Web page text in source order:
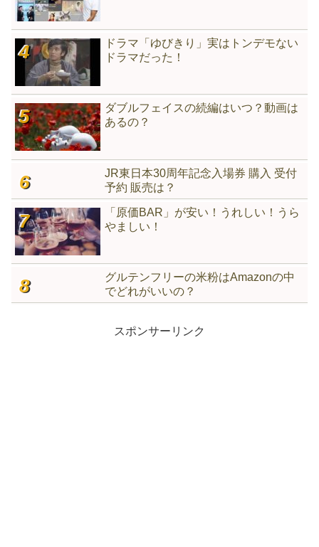
ドラマ「ゆびきり」実はトンデモない
ドラマだった！
ダブルフェイスの続編はいつ？動画は
あるの？
JR東日本30周年記念入場券 購入 受付
予約 販売は？
「原価BAR」が安い！うれしい！うら
やましい！
グルテンフリーの米粉はAmazonの中
でどれがいいの？
スポンサーリンク